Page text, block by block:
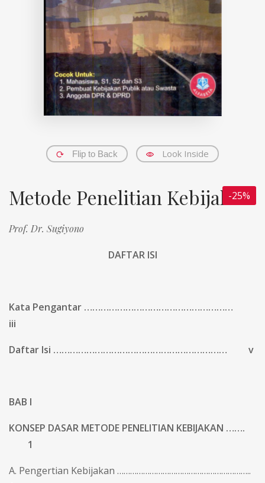
Flip to Back Look Inside
-25%
Metode Penelitian Kebijakan
Prof. Dr. Sugiyono
DAFTAR ISI
Kata Pengantar ………………………………………………
iii
Daftar Isi ……………………………………………………… v
BAB I
KONSEP DASAR METODE PENELITIAN KEBIJAKAN …….
1
A. Pengertian Kebijakan ……………………………………………………..